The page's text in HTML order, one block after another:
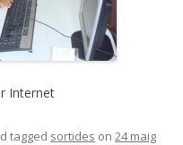
Internet
tagged sortides on 24 maig